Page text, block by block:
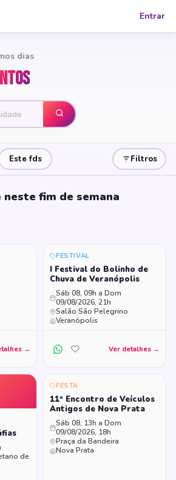
Entrar
dias
Este fds Filtros
neste fim de semana
→
FESTIVAL
I Festival do Bolinho de
Chuva de Veranópolis
Sáb 08, 09h a Dom
09/08/2026, 21h
Salão São Pelegrino
Veranópolis
Ver detalhes →
de
FESTA
11º Encontro de Veículos
Antigos de Nova Prata
Sáb 08, 13h a Dom
09/08/2026, 18h
Praça da Bandeira
Nova Prata